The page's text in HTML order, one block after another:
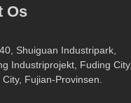
Os
Shuiguan Industripark,
Industriprojekt, Fuding City,
Fujian-Provinsen.